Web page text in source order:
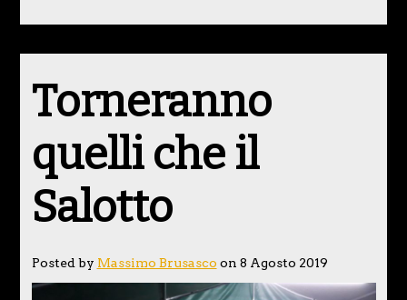
Torneranno
quelli che il
Salotto
Posted by Massimo Brusasco on 8 Agosto 2019